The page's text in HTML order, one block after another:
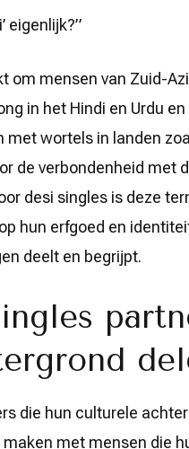
eigenlijk?”
om mensen van Zuid-
in het Hindi en Urdu
wortels in landen
de verbondenheid met
desi singles is deze
hun erfgoed en
deelt en begrijpt.
die hun culturele
met mensen die